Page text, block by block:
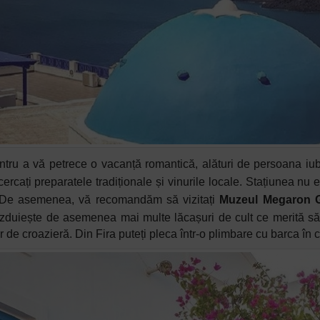
a vă petrece o vacanță romantică, alături de persoana
preparatele tradiționale și vinurile locale. Stațiunea
asemenea, vă recomandăm să vizitați Muzeul Megaron
de asemenea mai multe lăcașuri de cult ce merită
croazieră. Din Fira puteți pleca într-o plimbare cu barca